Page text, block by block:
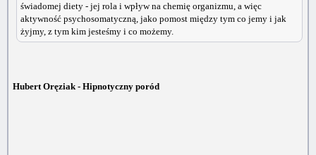
świadomej diety - jej rola i wpływ na chemię organizmu, a więc
aktywność psychosomatyczną, jako pomost między tym co jemy i jak
żyjmy, z tym kim jesteśmy i co możemy.
Hubert Oręziak - Hipnotyczny poród